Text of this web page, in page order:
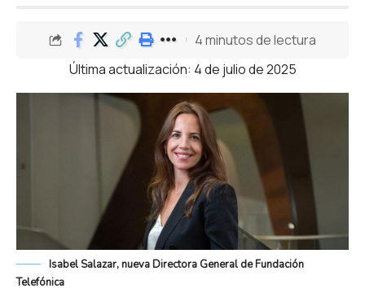
Última actualización: 4 de julio de 2025
4 minutos de lectura
Isabel Salazar, nueva Directora General de Fundación
Telefónica